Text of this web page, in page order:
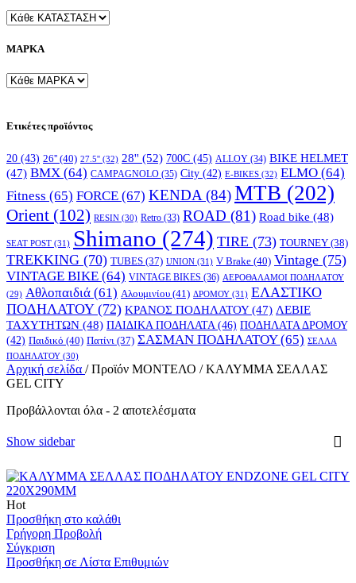
ΜΑΡΚΑ
Ετικέτες προϊόντος
20 (43) 26'' (40) 27.5'' (32) 28'' (52) 700C (45) ALLOY (34) BIKE HELMET
(47) BMX (64) CAMPAGNOLO (35) City (42) E-BIKES (32) ELMO (64)
Fitness (65) FORCE (67) KENDA (84)MTB (202)
Orient (102) RESIN (30) Retro (33) ROAD (81) Road bike (48)
SEAT POST (31) Shimano (274) TIRE (73) TOURNEY (38)
TREKKING (70) TUBES (37) UNION (31) V Brake (40) Vintage (75)
VINTAGE BIKE (64) VINTAGE BIKES (36) ΑΕΡΟΘΑΛΑΜΟΙ ΠΟΔΗΛΑΤΟΥ
(29) Αθλοπαιδιά (61) Αλουμινίου (41) ΔΡΟΜΟΥ (31) ΕΛΑΣΤΙΚΟ
ΠΟΔΗΛΑΤΟΥ(72) ΚΡΑΝΟΣ ΠΟΔΗΛΑΤΟΥ(47) ΛΕΒΙΕ
ΤΑΧΥΤΗΤΩΝ (48) ΠΑΙΔΙΚΑ ΠΟΔΗΛΑΤΑ (46) ΠΟΔΗΛΑΤΑ ΔΡΟΜΟΥ
(42) Παιδικό (40) Πατίνι (37) ΣΑΣΜΑΝ ΠΟΔΗΛΑΤΟΥ(65) ΣΕΛΛΑ
ΠΟΔΗΛΑΤΟΥ (30)
Αρχική σελίδα / Προϊόν ΜΟΝΤΕΛΟ / ΚΑΛΥΜΜΑ ΣΕΛΛΑΣ
GEL CITY
Προβάλλονται όλα - 2 αποτελέσματα
Show sidebar
Hot
Προσθήκη στο καλάθι
Γρήγορη Προβολή
Σύγκριση
Προσθήκη σε Λίστα Επιθυμιών